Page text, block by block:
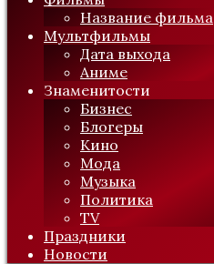
Название фильма
Мультфильмы
Дата выхода
Аниме
Знаменитости
Бизнес
Блогеры
Кино
Мода
Музыка
Политика
TV
Праздники
Новости